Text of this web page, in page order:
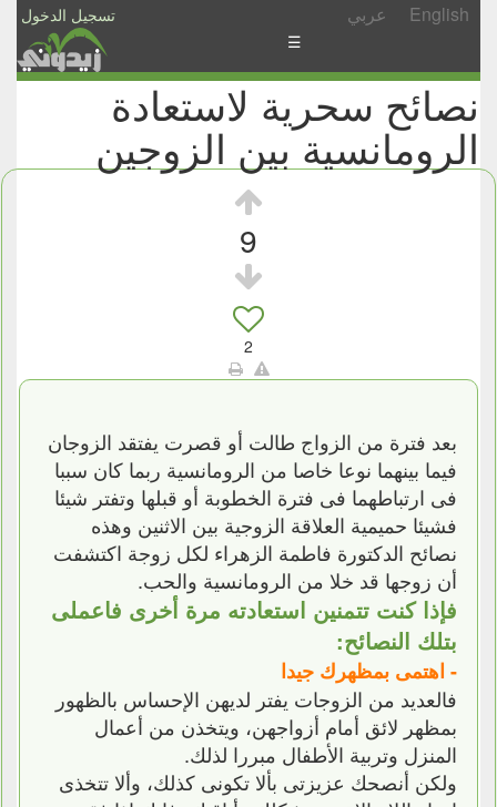
تسجيل الدخول عربي English
الأخبار
والمشاركات
☰
نصائح سحرية لاستعادة
الرومانسية بين الزوجين
9
2
بعد فترة من الزواج طالت أو قصرت يفتقد الزوجان
فيما بينهما نوعا خاصا من الرومانسية ربما كان سببا
فى ارتباطهما فى فترة الخطوبة أو قبلها وتفتر شيئا
فشيئا حميمية العلاقة الزوجية بين الاثنين وهذه
نصائح الدكتورة فاطمة الزهراء لكل زوجة اكتشفت
أن زوجها قد خلا من الرومانسية والحب.
فإذا كنت تتمنين استعادته مرة أخرى فاعملى
بتلك النصائح:
- اهتمى بمظهرك جيدا
فالعديد من الزوجات يفتر لديهن الإحساس بالظهور
بمظهر لائق أمام أزواجهن، ويتخذن من أعمال
المنزل وتربية الأطفال مبررا لذلك.
ولكن أنصحك عزيزتى بألا تكونى كذلك، وألا تتخذى